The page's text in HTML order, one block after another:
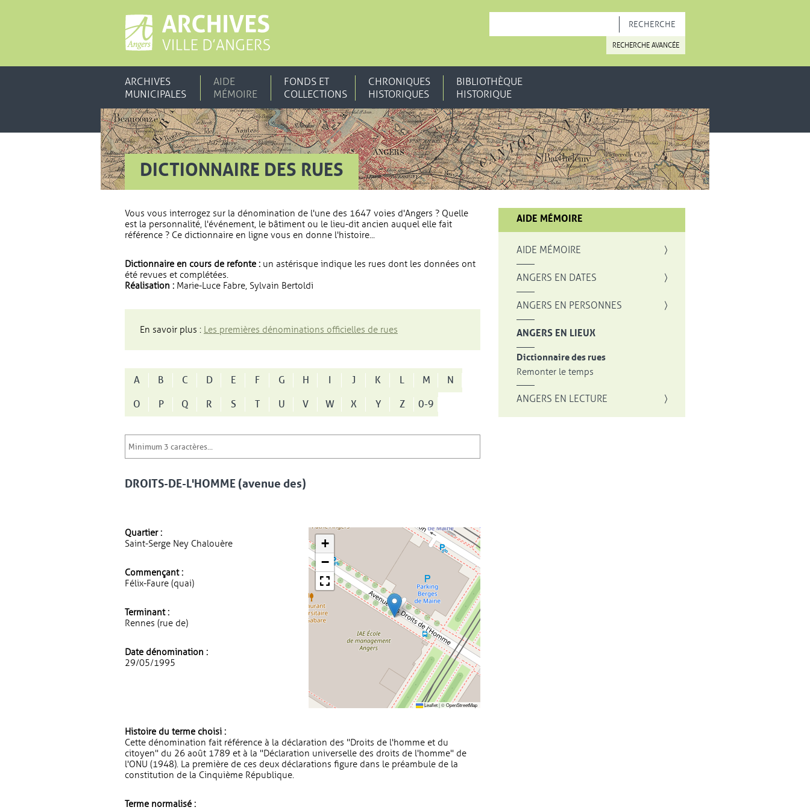
RECHERCHE AVANCÉE
ARCHIVES
MUNICIPALES
AIDE
MÉMOIRE
FONDS ET
COLLECTIONS
CHRONIQUES
HISTORIQUES
BIBLIOTHÈQUE
HISTORIQUE
DICTIONNAIRE DES RUES
Vous vous interrogez sur la dénomination de l'une des 1647 voies d'Angers ? Quelle
est la personnalité, l'événement, le bâtiment ou le lieu-dit ancien auquel elle fait
référence ? Ce dictionnaire en ligne vous en donne l'histoire...
Dictionnaire en cours de refonte : un astérisque indique les rues dont les données ont
été revues et complétées.
Réalisation : Marie-Luce Fabre, Sylvain Bertoldi
En savoir plus : Les premières dénominations officielles de rues
A B C D E F G H I J K L M
N
O
P Q R S T U V W X Y Z 0-9
DROITS-DE-L'HOMME (avenue des)
Quartier :
Saint-Serge Ney Chalouère
Commençant :
Félix-Faure (quai)
Terminant :
Rennes (rue de)
Date dénomination :
29/05/1995
+
−
Leaflet|©OpenStreetMap
Histoire du terme choisi :
Cette dénomination fait référence à la déclaration des "Droits de l'homme et du
citoyen" du 26 août 1789 et à la "Déclaration universelle des droits de l'homme" de
l'ONU (1948). La première de ces deux déclarations figure dans le préambule de la
constitution de la Cinquième République.
Terme normalisé :
AIDE MÉMOIRE
AIDE MÉMOIRE
ANGERS EN DATES
ANGERS EN PERSONNES
ANGERS EN LIEUX
Dictionnaire des rues
Remonter le temps
ANGERS EN LECTURE